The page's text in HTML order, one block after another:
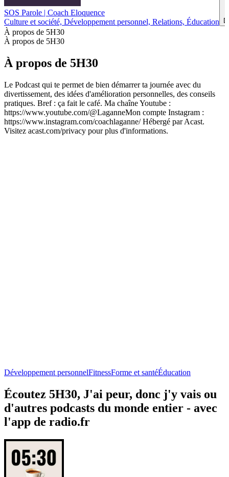
SOS Parole | Coach Eloquence
Culture et société, Développement personnel, Relations, Éducation
À propos de 5H30
À propos de 5H30
À propos de 5H30
Le Podcast qui te permet de bien démarrer ta journée avec du
divertissement, des idées d'amélioration personnelles, des conseils
pratiques. Bref : ça fait le café. Ma chaîne Youtube :
https://www.youtube.com/@LaganneMon compte Instagram :
https://www.instagram.com/coachlaganne/ Hébergé par Acast.
Visitez acast.com/privacy pour plus d'informations.
Développement personnelFitnessForme et santéÉducation
Écoutez 5H30, J'ai peur, donc j'y vais ou
d'autres podcasts du monde entier - avec
l'app de radio.fr